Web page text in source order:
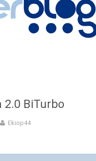
2.0 BiTurbo
Ekiop44